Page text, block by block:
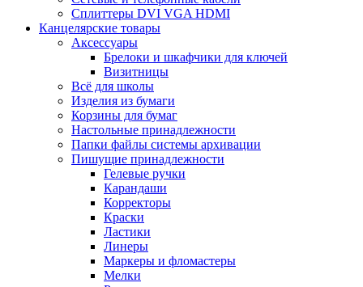
Сплиттеры DVI VGA HDMI
Канцелярские товары
Аксессуары
Брелоки и шкафчики для ключей
Визитницы
Всё для школы
Изделия из бумаги
Корзины для бумаг
Настольные принадлежности
Папки файлы системы архивации
Пишущие принадлежности
Гелевые ручки
Карандаши
Корректоры
Краски
Ластики
Линеры
Маркеры и фломастеры
Мелки